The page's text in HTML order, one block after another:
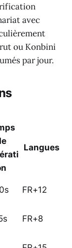
avec
ou Konbini
par jour.
Langues
FR+12
FR+8